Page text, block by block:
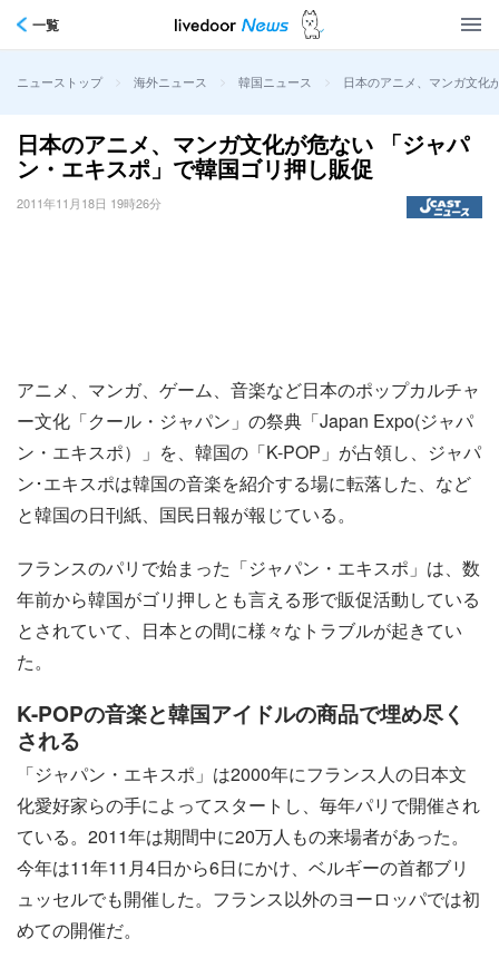
一覧
ニューストップ > 海外ニュース > 韓国ニュース > 日本のアニメ、マンガ文化
日本のアニメ、マンガ文化が危ない 「ジャパ
ン・エキスポ」で韓国ゴリ押し販促
2011年11月18日 19時26分
アニメ、マンガ、ゲーム、音楽など日本のポップカルチャ
ー文化「クール・ジャパン」の祭典「Japan Expo(ジャパ
ン・エキスポ）」を、韓国の「K-POP」が占領し、ジャパ
ン･エキスポは韓国の音楽を紹介する場に転落した、など
と韓国の日刊紙、国民日報が報じている。
フランスのパリで始まった「ジャパン・エキスポ」は、数
年前から韓国がゴリ押しとも言える形で販促活動している
とされていて、日本との間に様々なトラブルが起きてい
た。
K-POPの音楽と韓国アイドルの商品で埋め尽く
される
「ジャパン・エキスポ」は2000年にフランス人の日本文
化愛好家らの手によってスタートし、毎年パリで開催され
ている。2011年は期間中に20万人もの来場者があった。
今年は11年11月4日から6日にかけ、ベルギーの首都ブリ
ュッセルでも開催した。フランス以外のヨーロッパでは初
めての開催だ。